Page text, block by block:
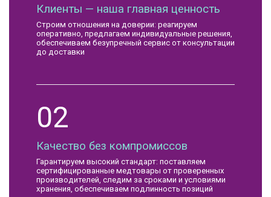
Клиенты — наша главная ценность
Строим отношения на доверии: реагируем
оперативно, предлагаем индивидуальные решения,
обеспечиваем безупречный сервис от консультации
до доставки
02
Качество без компромиссов
Гарантируем высокий стандарт: поставляем
сертифицированные медтовары от проверенных
производителей, следим за сроками и условиями
хранения, обеспечиваем подлинность позиций